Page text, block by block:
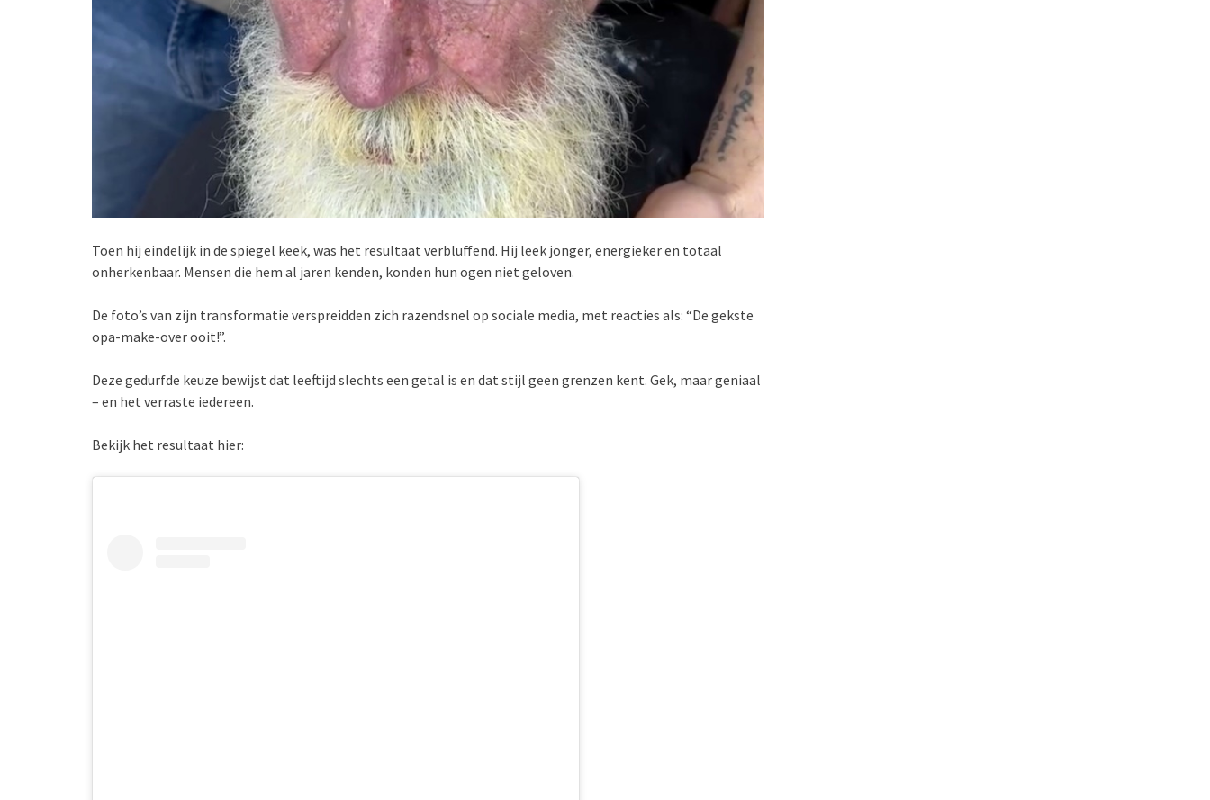
Toen hij eindelijk in de spiegel keek, was het resultaat verbluffend. Hij leek jonger, energieker en totaal
onherkenbaar. Mensen die hem al jaren kenden, konden hun ogen niet geloven.
De foto’s van zijn transformatie verspreidden zich razendsnel op sociale media, met reacties als: “De gekste
opa-make-over ooit!”.
Deze gedurfde keuze bewijst dat leeftijd slechts een getal is en dat stijl geen grenzen kent. Gek, maar geniaal
– en het verraste iedereen.
Bekijk het resultaat hier: